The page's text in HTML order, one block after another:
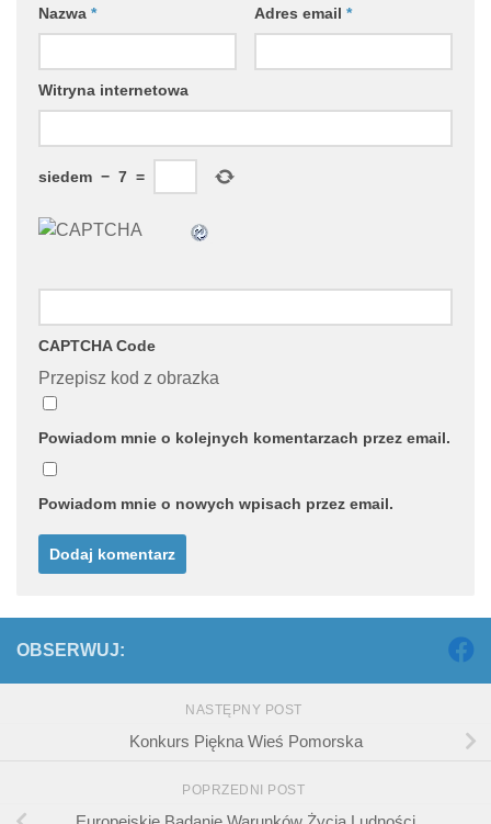
Nazwa * Adres email *
Witryna internetowa
siedem − 7 =
CAPTCHA Code
Przepisz kod z obrazka
Powiadom mnie o kolejnych komentarzach przez email.
Powiadom mnie o nowych wpisach przez email.
OBSERWUJ:
NASTĘPNY POST
Konkurs Piękna Wieś Pomorska
POPRZEDNI POST